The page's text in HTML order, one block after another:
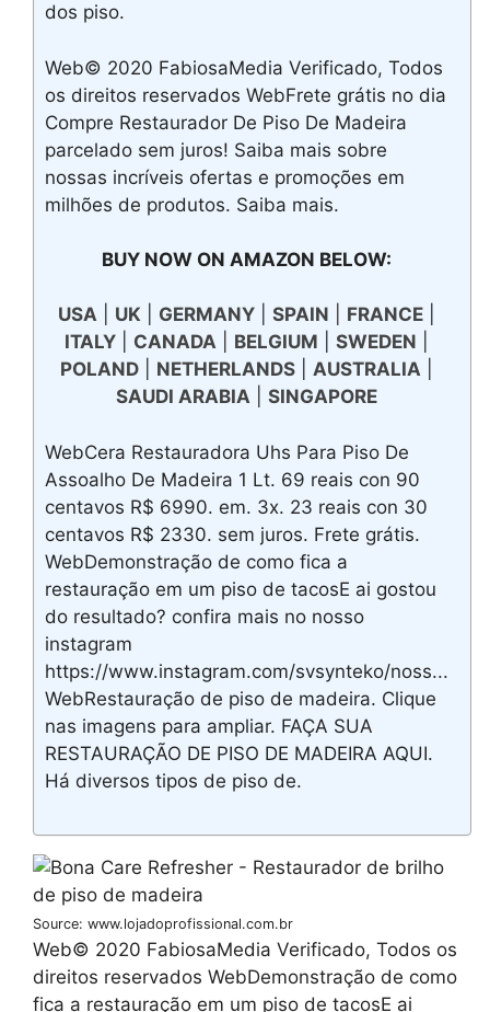
dos piso.
Web© 2020 FabiosaMedia Verificado, Todos
os direitos reservados WebFrete grátis no dia
Compre Restaurador De Piso De Madeira
parcelado sem juros! Saiba mais sobre
nossas incríveis ofertas e promoções em
milhões de produtos. Saiba mais.
BUY NOW ON AMAZON BELOW:
USA UK GERMANY SPAIN FRANCE
ITALY
CANADA BELGIUM SWEDEN
POLAND
NETHERLANDS AUSTRALIA
SAUDI ARABIA
SINGAPORE
WebCera Restauradora Uhs Para Piso De
Assoalho De Madeira 1 Lt. 69 reais con 90
centavos R$ 6990. em. 3x. 23 reais con 30
centavos R$ 2330. sem juros. Frete grátis.
WebDemonstração de como fica a
restauração em um piso de tacosE ai gostou
do resultado? confira mais no nosso
instagram
https://www.instagram.com/svsynteko/noss...
WebRestauração de piso de madeira. Clique
nas imagens para ampliar. FAÇA SUA
RESTAURAÇÃO DE PISO DE MADEIRA AQUI.
Há diversos tipos de piso de.
Source: www.lojadoprofissional.com.br
Web© 2020 FabiosaMedia Verificado, Todos os
direitos reservados WebDemonstração de como
fica a restauração em um piso de tacosE ai